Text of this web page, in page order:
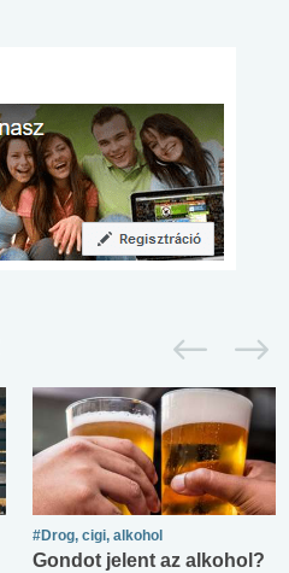
#Drog, cigi, alkohol
Gondot jelent az alkohol?